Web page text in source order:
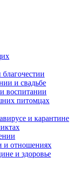
и свадьбе
воспитании
питомцах
и карантине
и отношениях
и здоровье